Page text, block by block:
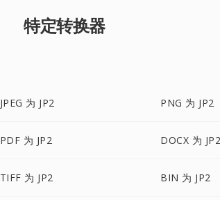
特定转换器
JPEG 为 JP2 PNG 为 JP2
PDF 为 JP2 DOCX 为
TIFF 为 JP2 BIN 为 JP2